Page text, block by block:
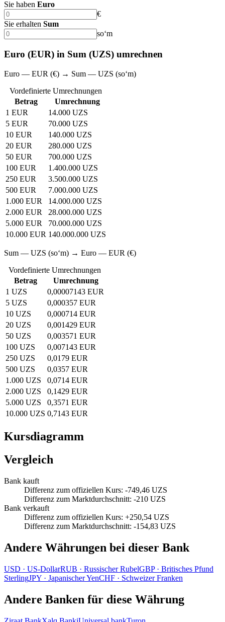
Sie haben Euro
€
Sie erhalten Sum
soʻm
Euro (EUR) in Sum (UZS) umrechnen
Euro — EUR (€) → Sum — UZS (soʻm)
Vordefinierte Umrechnungen
Betrag
Umrechnung
1 EUR
14.000 UZS
5 EUR
70.000 UZS
10 EUR
140.000 UZS
20 EUR
280.000 UZS
50 EUR
700.000 UZS
100 EUR
1.400.000 UZS
250 EUR
3.500.000 UZS
500 EUR
7.000.000 UZS
1.000 EUR
14.000.000 UZS
2.000 EUR
28.000.000 UZS
5.000 EUR
70.000.000 UZS
10.000 EUR 140.000.000 UZS
Sum — UZS (soʻm) → Euro — EUR (€)
Vordefinierte Umrechnungen
Betrag
Umrechnung
1 UZS
0,00007143 EUR
5 UZS
0,000357 EUR
10 UZS
0,000714 EUR
20 UZS
0,001429 EUR
50 UZS
0,003571 EUR
100 UZS
0,007143 EUR
250 UZS
0,0179 EUR
500 UZS
0,0357 EUR
1.000 UZS
0,0714 EUR
2.000 UZS
0,1429 EUR
5.000 UZS
0,3571 EUR
10.000 UZS 0,7143 EUR
Kursdiagramm
Vergleich
Bank kauft
Differenz zum offiziellen Kurs: -749,46 UZS
Differenz zum Marktdurchschnitt: -210 UZS
Bank verkauft
Differenz zum offiziellen Kurs: +250,54 UZS
Differenz zum Marktdurchschnitt: -154,83 UZS
Andere Währungen bei dieser Bank
USD · US-DollarRUB · Russischer RubelGBP· Britisches Pfund
SterlingJPY · Japanischer YenCHF · Schweizer Franken
Andere Banken für diese Währung